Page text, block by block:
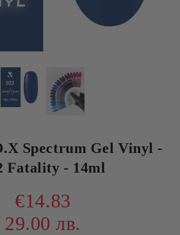
Spectrum Gel Vinyl -
Fatality - 14ml
€14.83
29.00 лв.